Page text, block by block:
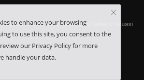
Pejabat Eselon II Pemkab Rohil Jalani Evaluasi
to enhance your browsing
to use this site, you consent to the
our Privacy Policy for more
handle your data.